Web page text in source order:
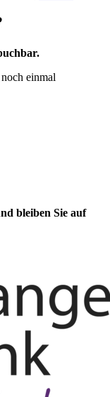
einmal
bleiben Sie auf